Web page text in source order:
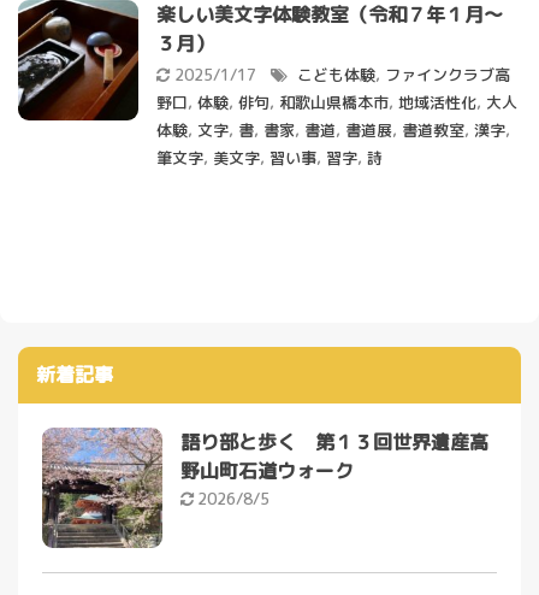
楽しい美文字体験教室（令和７年１月～
３月）
2025/1/17 こども体験, ファインクラブ高
野口, 体験, 俳句, 和歌山県橋本市, 地域活性化, 大人
体験, 文字, 書, 書家, 書道, 書道展, 書道教室, 漢字,
筆文字, 美文字, 習い事, 習字, 詩
新着記事
語り部と歩く 第１３回世界遺産高
野山町石道ウォーク
2026/8/5